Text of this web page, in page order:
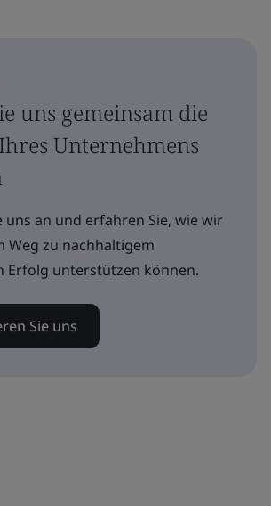
uns gemeinsam die
Unternehmens
uns an und erfahren Sie, wie wir
Weg zu nachhaltigem
Erfolg unterstützen können.
Sie uns